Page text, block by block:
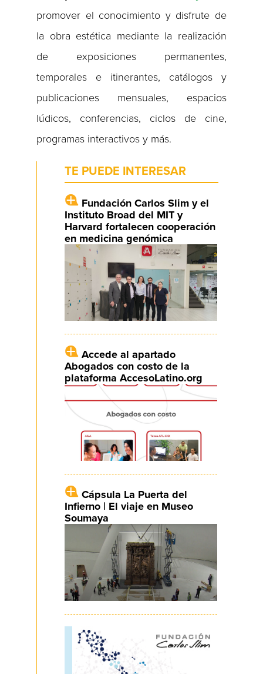
promover el conocimiento y disfrute de
la obra estética mediante la realización
de exposiciones permanentes,
temporales e itinerantes, catálogos y
publicaciones mensuales, espacios
lúdicos, conferencias, ciclos de cine,
programas interactivos y más.
TE PUEDE INTERESAR
Fundación Carlos Slim y el
Instituto Broad del MIT y
Harvard fortalecen cooperación
en medicina genómica
Accede al apartado
Abogados con costo de la
plataforma AccesoLatino.org
Cápsula La Puerta del
Infierno | El viaje en Museo
Soumaya